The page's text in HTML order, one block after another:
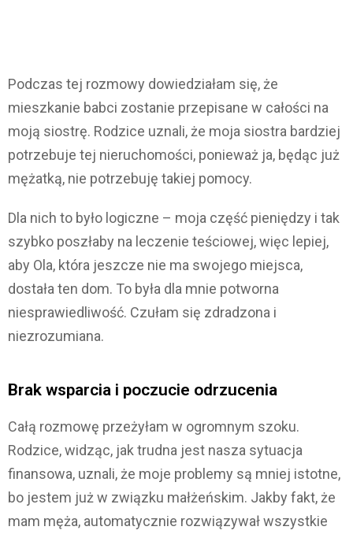
Podczas tej rozmowy dowiedziałam się, że
mieszkanie babci zostanie przepisane w całości na
moją siostrę. Rodzice uznali, że moja siostra bardziej
potrzebuje tej nieruchomości, ponieważ ja, będąc już
mężatką, nie potrzebuję takiej pomocy.
Dla nich to było logiczne – moja część pieniędzy i tak
szybko poszłaby na leczenie teściowej, więc lepiej,
aby Ola, która jeszcze nie ma swojego miejsca,
dostała ten dom. To była dla mnie potworna
niesprawiedliwość. Czułam się zdradzona i
niezrozumiana.
Brak wsparcia i poczucie odrzucenia
Całą rozmowę przeżyłam w ogromnym szoku.
Rodzice, widząc, jak trudna jest nasza sytuacja
finansowa, uznali, że moje problemy są mniej istotne,
bo jestem już w związku małżeńskim. Jakby fakt, że
mam męża, automatycznie rozwiązywał wszystkie